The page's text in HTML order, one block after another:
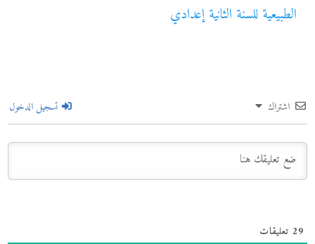
الطبيعية للسنة الثانية إعدادي
اشتراك تسجيل الدخول
29 تعليقات